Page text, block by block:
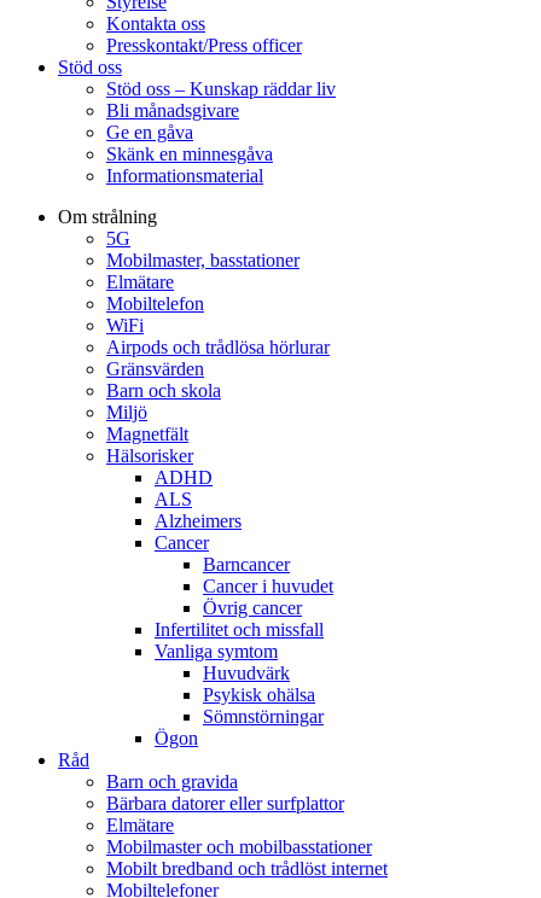
Kontakta oss
Presskontakt/Press officer
Stöd oss
Stöd oss – Kunskap räddar liv
Bli månadsgivare
Ge en gåva
Skänk en minnesgåva
Informationsmaterial
Om strålning
5G
Mobilmaster, basstationer
Elmätare
Mobiltelefon
WiFi
Airpods och trådlösa hörlurar
Gränsvärden
Barn och skola
Miljö
Magnetfält
Hälsorisker
ADHD
ALS
Alzheimers
Cancer
Barncancer
Cancer i huvudet
Övrig cancer
Infertilitet och missfall
Vanliga symtom
Huvudvärk
Psykisk ohälsa
Sömnstörningar
Ögon
Råd
Barn och gravida
Bärbara datorer eller surfplattor
Elmätare
Mobilmaster och mobilbasstationer
Mobilt bredband och trådlöst internet
Mobiltelefoner